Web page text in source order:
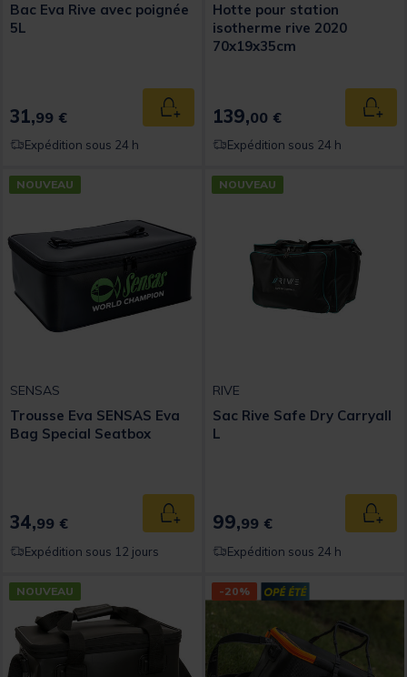
Bac Eva Rive avec poignée
5L
31,99 € Ajouter au panier
Expédition sous 24 h
Hotte pour station
isotherme rive 2020
70x19x35cm
139,00 €
Expédition sous 24 h
NOUVEAU
SENSAS
Trousse Eva SENSAS Eva
Bag Special Seatbox
34,99 € Ajouter au panier
Expédition sous 12 jours
NOUVEAU
RIVE
Sac Rive Safe Dry Carryall
L
99,99 €
Expédition sous 24 h
NOUVEAU -20%